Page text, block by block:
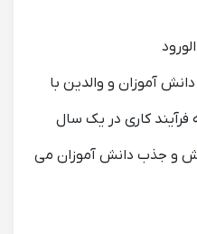
آموزان و والدین با
فرآیند کاری در یک سال
و جذب دانش آموزان می